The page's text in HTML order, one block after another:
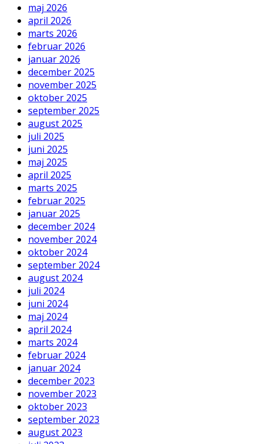
maj 2026
april 2026
marts 2026
februar 2026
januar 2026
december 2025
november 2025
oktober 2025
september 2025
august 2025
juli 2025
juni 2025
maj 2025
april 2025
marts 2025
februar 2025
januar 2025
december 2024
november 2024
oktober 2024
september 2024
august 2024
juli 2024
juni 2024
maj 2024
april 2024
marts 2024
februar 2024
januar 2024
december 2023
november 2023
oktober 2023
september 2023
august 2023